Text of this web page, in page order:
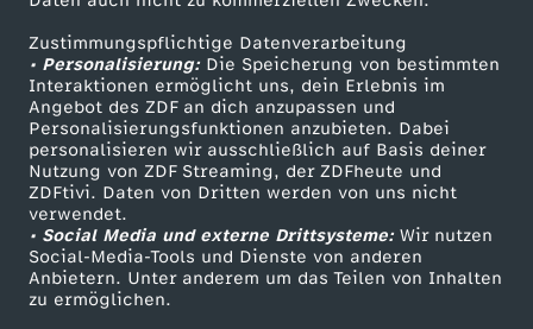
Zustimmungspflichtige Datenverarbeitung
• Personalisierung:Die Speicherung von bestimmten
Interaktionen ermöglicht uns, dein Erlebnis im
Angebot des ZDF an dich anzupassen und
Personalisierungsfunktionen anzubieten. Dabei
personalisieren wir ausschließlich auf Basis deiner
Nutzung von ZDF Streaming, der ZDFheute und
ZDFtivi. Daten von Dritten werden von uns nicht
verwendet.
• Social Media und externe Drittsysteme:Wir nutzen
Social-Media-Tools und Dienste von anderen
Anbietern. Unter anderem um das Teilen von Inhalten
zu ermöglichen.
-
K
o
c
h
m
ZDFtext
Livestreams
Sendungen A-Z
TV-Programm
Tickets
Zuschauerservice
Hilfe
ZDF Unternehmen
Karriere